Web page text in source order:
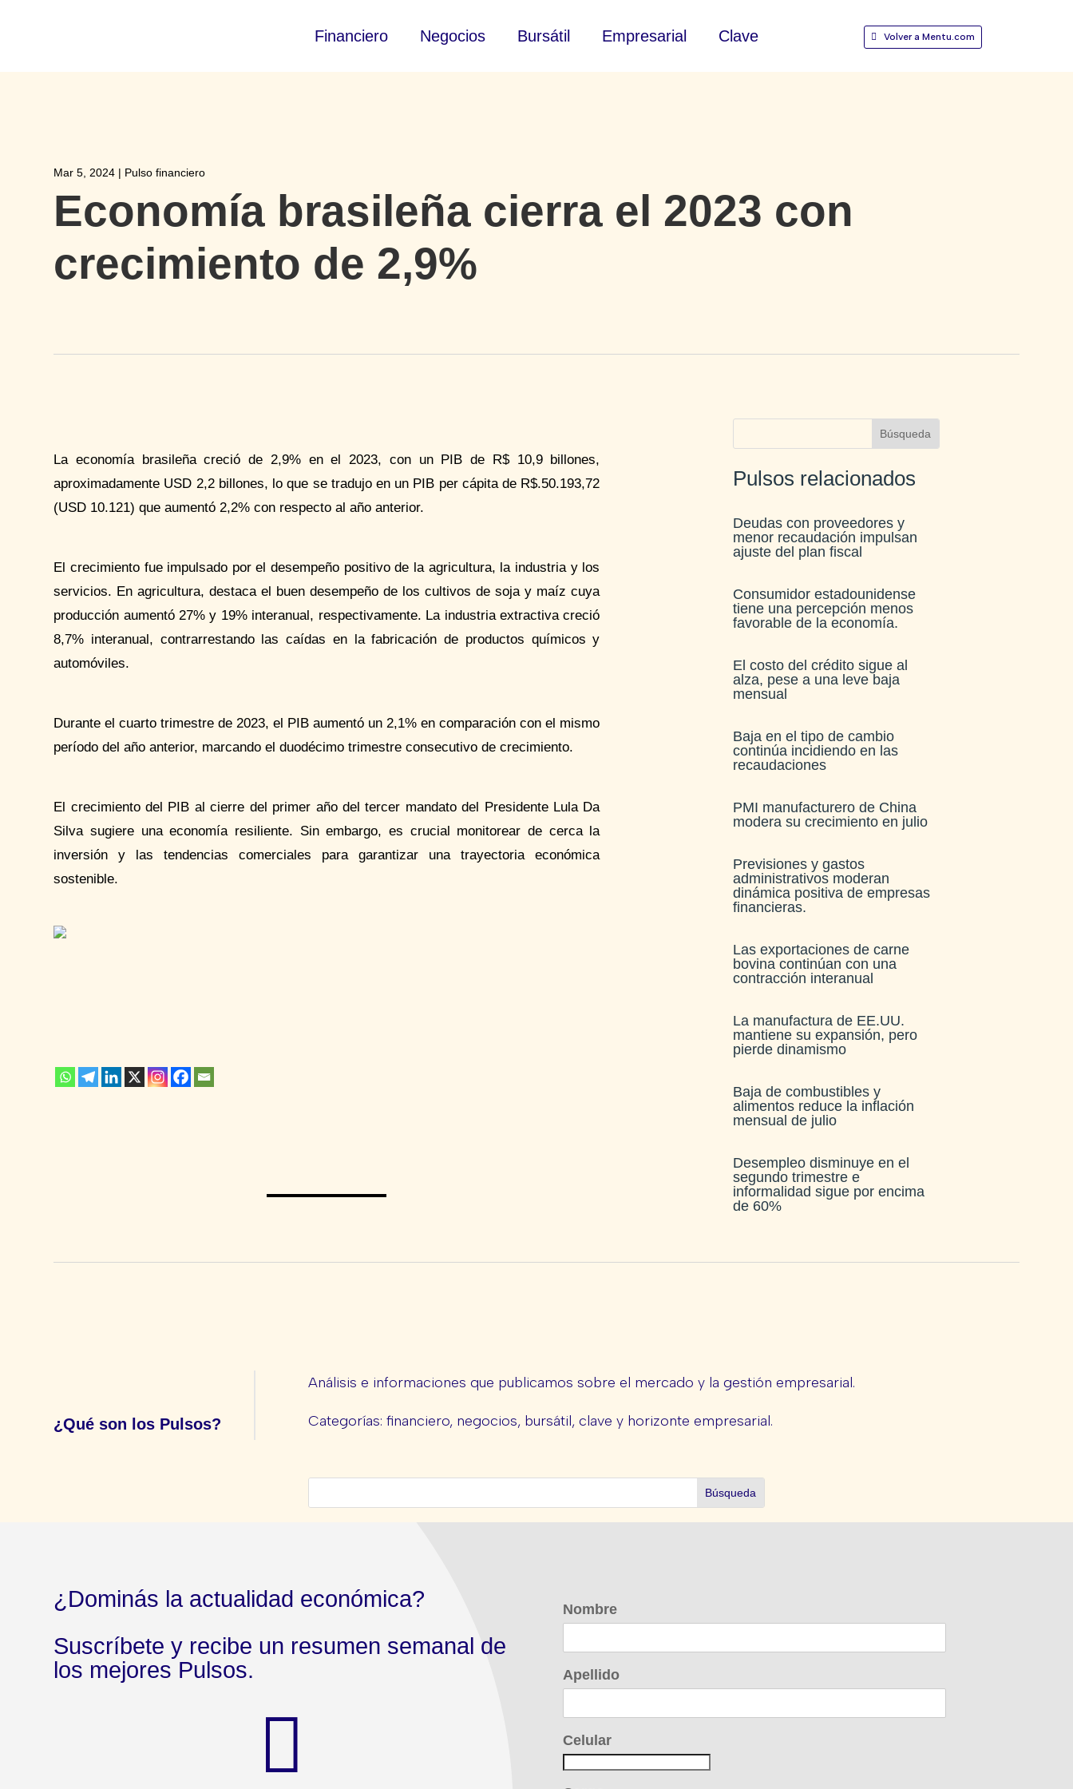
Financiero Negocios Bursátil Empresarial Clave Volver a Mentu.com
Mar 5, 2024 | Pulso financiero
Economía brasileña cierra el 2023 con
crecimiento de 2,9%
La economía brasileña creció de 2,9% en el 2023, con un PIB de R$ 10,9 billones,
aproximadamente USD 2,2 billones, lo que se tradujo en un PIB per cápita de R$.50.193,72
(USD 10.121) que aumentó 2,2% con respecto al año anterior.
El crecimiento fue impulsado por el desempeño positivo de la agricultura, la industria y los
servicios. En agricultura, destaca el buen desempeño de los cultivos de soja y maíz cuya
producción aumentó 27% y 19% interanual, respectivamente. La industria extractiva creció
8,7% interanual, contrarrestando las caídas en la fabricación de productos químicos y
automóviles.
Durante el cuarto trimestre de 2023, el PIB aumentó un 2,1% en comparación con el mismo
período del año anterior, marcando el duodécimo trimestre consecutivo de crecimiento.
El crecimiento del PIB al cierre del primer año del tercer mandato del Presidente Lula Da
Silva sugiere una economía resiliente. Sin embargo, es crucial monitorear de cerca la
inversión y las tendencias comerciales para garantizar una trayectoria económica
sostenible.
Pulsos relacionados
Deudas con proveedores y
menor recaudación impulsan
ajuste del plan fiscal​
Consumidor estadounidense
tiene una percepción menos
favorable de la economía​.
El costo del crédito sigue al
alza, pese a una leve baja
mensual​
Baja en el tipo de cambio
continúa incidiendo en las
recaudaciones​
PMI manufacturero de China
modera su crecimiento en julio​
Previsiones y gastos
administrativos moderan
dinámica positiva de empresas
financieras​.
Las exportaciones de carne
bovina continúan con una
contracción interanual
La manufactura de EE.UU.
mantiene su expansión, pero
pierde dinamismo
Baja de combustibles y
alimentos reduce la inflación
mensual de julio​
Desempleo disminuye en el
segundo trimestre e
informalidad sigue por encima
de 60%
¿Qué son los Pulsos?
Análisis e informaciones que publicamos sobre el mercado y la gestión empresarial.
Categorías: financiero, negocios, bursátil, clave y horizonte empresarial.
¿Dominás la actualidad económica?
Suscríbete y recibe un resumen semanal de
los mejores Pulsos.

Nombre
Apellido
Celular